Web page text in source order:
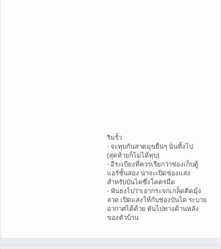
ริมรั้ว
- จะทุบกันสาดมุขยื่นๆ นั่นทิ้งไป
(สุดท้ายก็ไม่ได้ทุบ)
- อีระเบียงที่ควรเรียกว่าช่องเก็บตู้
แอร์ชั้นสอง น่าจะเปิดช่องแสง
สำหรับบันไดซึ่งโคตรมืด
- ฟันธงไปว่าเอากระจกเกล็ดติดมุ้ง
ลวด เปิดแสงให้กับช่องบันได ระบาย
อากาศได้ด้วย หันไปทางด้านหลัง
ของตัวบ้าน